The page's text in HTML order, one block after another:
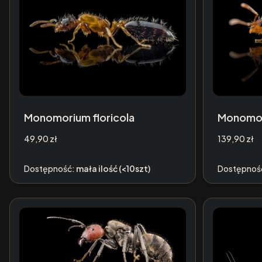
Monomorium floricola
Cena
49,90 zł
Dostępność: mała ilość (<10szt)
Cena
139,90 zł